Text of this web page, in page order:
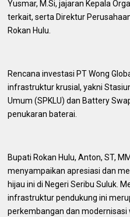
Yusmar, M.Si, jajaran Kepala
terkait, serta Direktur
Rokan Hulu.
​Rencana investasi PT Wong
infrastruktur krusial, yakni
Umum (SPKLU) dan Battery
penukaran baterai.
​Bupati Rokan Hulu, Anton, ST,
menyampaikan apresiasi dan
hijau ini di Negeri Seribu Suluk.
infrastruktur pendukung ini
perkembangan dan modernisasi